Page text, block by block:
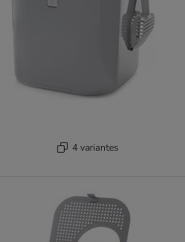
4 variantes